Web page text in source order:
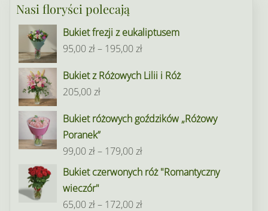
Nasi floryści polecają
Bukiet frezji z eukaliptusem
95,00zł– 195,00złZakres
od
do
Bukiet z Różowych Lilii i Róż
205,00zł
Bukiet różowych goździków „Różowy
Poranek”
99,00zł– 179,00złZakres
cen:
Bukiet czerwonych róż "Romantyczny
wieczór"
65,00zł– 172,00złZakres